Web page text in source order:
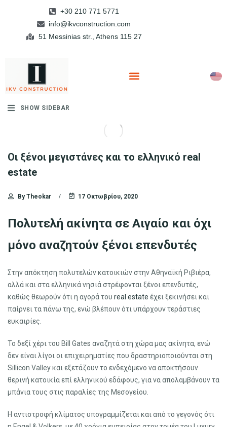
+30 210 771 5771
info@ikvconstruction.com
51 Messinias str., Athens 115 27
SHOW SIDEBAR
Οι ξένοι μεγιστάνες και το ελληνικό real
estate
By Theokar 17 Οκτωβρίου, 2020
Πολυτελή ακίνητα σε Αιγαίο και όχι
μόνο αναζητούν ξένοι επενδυτές
Στην απόκτηση πολυτελών κατοικιών στην Αθηναϊκή Ριβιέρα,
αλλά και στα ελληνικά νησιά στρέφονται ξένοι επενδυτές,
καθώς θεωρούν ότι η αγορά του real estate έχει ξεκινήσει και
παίρνει τα πάνω της, ενώ βλέπουν ότι υπάρχουν τεράστιες
ευκαιρίες.
Το δεξί χέρι του Bill Gates αναζητά στη χώρα μας ακίνητα, ενώ
δεν είναι λίγοι οι επιχειρηματίες που δραστηριοποιούνται στη
Sillicon Valley και εξετάζουν το ενδεχόμενο να αποκτήσουν
θερινή κατοικία επί ελληνικού εδάφους, για να απολαμβάνουν τα
μπάνια τους στις παραλίες της Μεσογείου.
Η αντιστροφή κλίματος υπογραμμίζεται και από το γεγονός ότι